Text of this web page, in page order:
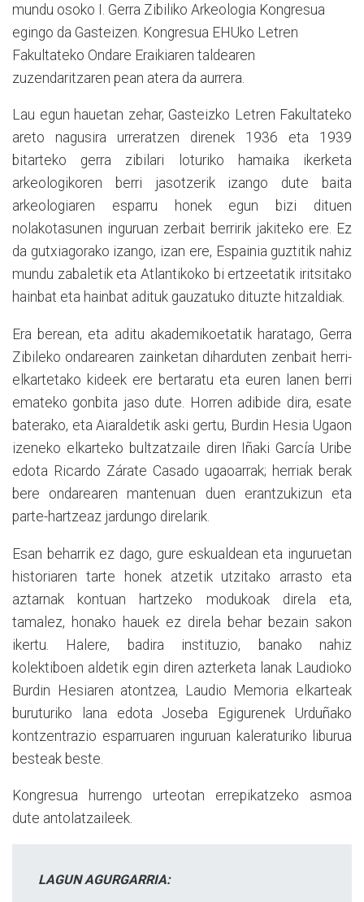
mundu osoko I. Gerra Zibiliko Arkeologia Kongresua
egingo da Gasteizen. Kongresua EHUko Letren
Fakultateko Ondare Eraikiaren taldearen
zuzendaritzaren pean atera da aurrera.
Lau egun hauetan zehar, Gasteizko Letren Fakultateko
areto nagusira urreratzen direnek 1936 eta 1939
bitarteko gerra zibilari loturiko hamaika ikerketa
arkeologikoren berri jasotzerik izango dute baita
arkeologiaren esparru honek egun bizi dituen
nolakotasunen inguruan zerbait berririk jakiteko ere. Ez
da gutxiagorako izango, izan ere, Espainia guztitik nahiz
mundu zabaletik eta Atlantikoko bi ertzeetatik iritsitako
hainbat eta hainbat adituk gauzatuko dituzte hitzaldiak.
Era berean, eta aditu akademikoetatik haratago, Gerra
Zibileko ondarearen zainketan diharduten zenbait herri-
elkartetako kideek ere bertaratu eta euren lanen berri
emateko gonbita jaso dute. Horren adibide dira, esate
baterako, eta Aiaraldetik aski gertu, Burdin Hesia Ugaon
izeneko elkarteko bultzatzaile diren Iñaki García Uribe
edota Ricardo Zárate Casado ugaoarrak; herriak berak
bere ondarearen mantenuan duen erantzukizun eta
parte-hartzeaz jardungo direlarik.
Esan beharrik ez dago, gure eskualdean eta inguruetan
historiaren tarte honek atzetik utzitako arrasto eta
aztarnak kontuan hartzeko modukoak direla eta,
tamalez, honako hauek ez direla behar bezain sakon
ikertu. Halere, badira instituzio, banako nahiz
kolektiboen aldetik egin diren azterketa lanak Laudioko
Burdin Hesiaren atontzea, Laudio Memoria elkarteak
buruturiko lana edota Joseba Egigurenek Urduñako
kontzentrazio esparruaren inguruan kaleraturiko liburua
besteak beste.
Kongresua hurrengo urteotan errepikatzeko asmoa
dute antolatzaileek.
LAGUN AGURGARRIA: